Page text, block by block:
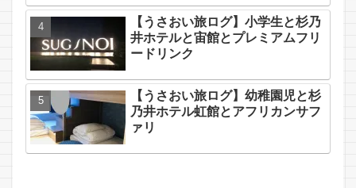
【うさおい旅ログ】小学生と杉乃
井ホテルと宙館とプレミアムフリ
ードリンク
【うさおい旅ログ】幼稚園児と杉
乃井ホテル虹館とアフリカンサフ
ァリ